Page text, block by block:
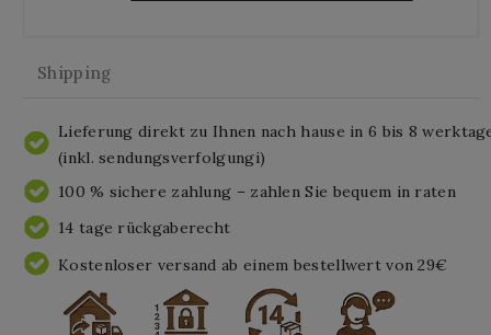
Shipping
Lieferung direkt zu Ihnen nach hause in 6 bis 8
(inkl. sendungsverfolgungi)
100 % sichere zahlung – zahlen Sie bequem in raten
14 tage rückgaberecht
Kostenloser versand ab einem bestellwert von 29€